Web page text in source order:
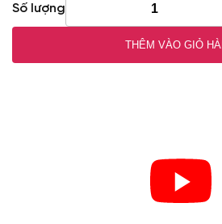
Số lượng
THÊM VÀO GIỎ